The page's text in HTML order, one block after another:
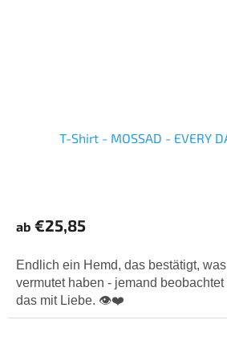
T-Shirt - MOSSAD - EVERY
Produktbewertung
5,0
von
5
Sternen.
ab €25,85
Endlich ein Hemd, das bestätigt,
vermutet haben - jemand
das mit Liebe. 👁️❤️